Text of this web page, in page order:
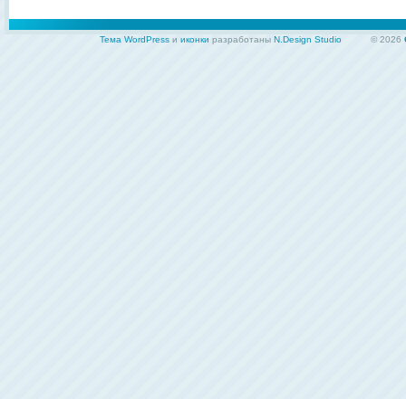
Тема WordPress и иконки разработаны N.Design Studio © 2026